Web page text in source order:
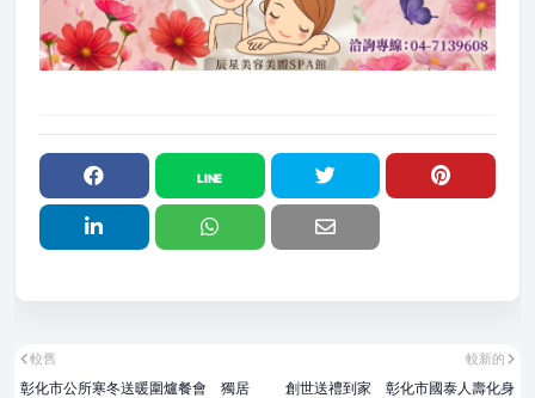
較新的
創世送禮到家 彰化市國泰人壽化身
較舊
彰化市公所寒冬送暖圍爐餐會 獨居